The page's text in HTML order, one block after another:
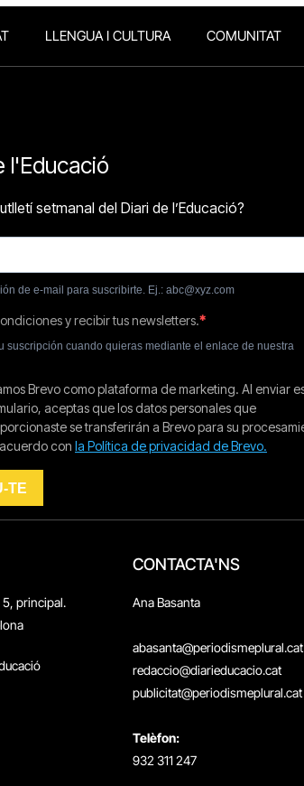
LLENGUA I CULTURA COMUNITAT
5, principal.
CONTACTA'NS
Ana Basanta
abasanta@periodismeplural.cat
redaccio@diarieducacio.cat
publicitat@periodismeplural.cat
Telèfon:
932 311 247